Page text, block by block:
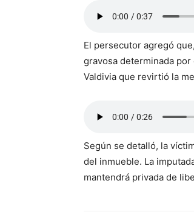
El persecutor agregó
gravosa determinada
Valdivia que revirtió la
Según se detalló, la
del inmueble. La
mantendrá privada de